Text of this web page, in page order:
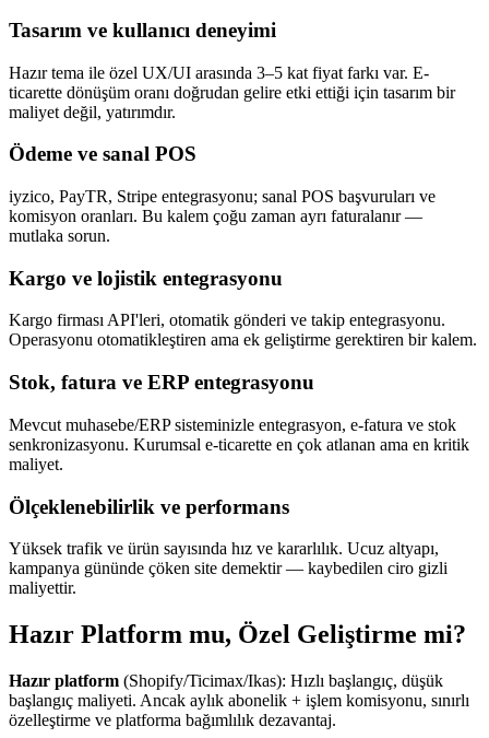
Tasarım ve kullanıcı deneyimi
Hazır tema ile özel UX/UI arasında 3–5 kat fiyat farkı var. E-
ticarette dönüşüm oranı doğrudan gelire etki ettiği için tasarım bir
maliyet değil, yatırımdır.
Ödeme ve sanal POS
iyzico, PayTR, Stripe entegrasyonu; sanal POS başvuruları ve
komisyon oranları. Bu kalem çoğu zaman ayrı faturalanır —
mutlaka sorun.
Kargo ve lojistik entegrasyonu
Kargo firması API'leri, otomatik gönderi ve takip entegrasyonu.
Operasyonu otomatikleştiren ama ek geliştirme gerektiren bir kalem.
Stok, fatura ve ERP entegrasyonu
Mevcut muhasebe/ERP sisteminizle entegrasyon, e-fatura ve stok
senkronizasyonu. Kurumsal e-ticarette en çok atlanan ama en kritik
maliyet.
Ölçeklenebilirlik ve performans
Yüksek trafik ve ürün sayısında hız ve kararlılık. Ucuz altyapı,
kampanya gününde çöken site demektir — kaybedilen ciro gizli
maliyettir.
Hazır Platform mu, Özel Geliştirme mi?
Hazır platform (Shopify/Ticimax/Ikas): Hızlı başlangıç, düşük
başlangıç maliyeti. Ancak aylık abonelik + işlem komisyonu, sınırlı
özelleştirme ve platforma bağımlılık dezavantaj.